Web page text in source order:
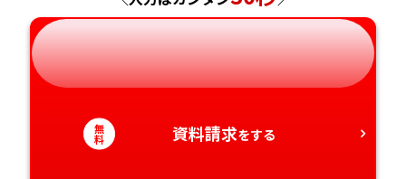
岐阜県
静岡県
愛知県
奈良県
和歌山県
山口県
徳島県
香川県
熊本県
大分県
宮崎県
無
料 資料請求をする